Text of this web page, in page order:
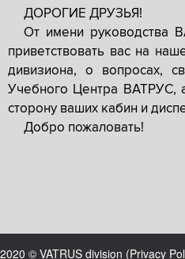
ДОРОГИЕ ДРУЗЬЯ!
От имени руководства
приветствовать вас на
дивизиона, о вопросах,
Учебного Центра ВАТРУС,
сторону ваших кабин и
Добро пожаловать!
2020 © VATRUS division (Privacy